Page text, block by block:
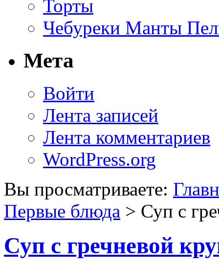
Торты
Чебуреки Манты
Мета
Войти
Лента записей
Лента комментариев
WordPress.org
Вы просматриваете:
Первые блюда > Суп с
Суп с гречневой